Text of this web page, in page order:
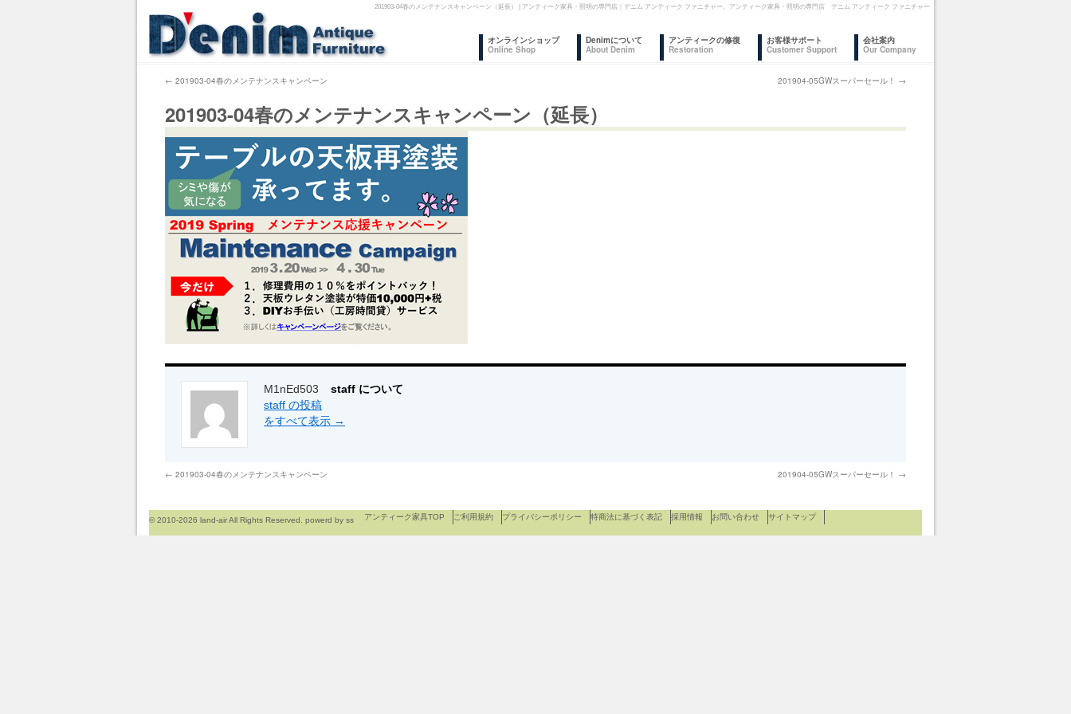
201903-04春のメンテナンスキャンペーン（延長） | アンティーク家具・照明の専門店｜デニム アンティーク ファニチャー。アンティーク家具・照明の専門店 デニム アンティーク ファニチャー
ン
ツ
ス
プ
オンラインショップ
Online Shop
Denimについて
About Denim
アンティークの修復
Restoration
お客様サポート
Customer Support
会社案内
Our Company
← 201903-04春のメンテナンスキャンペーン 201904-05GWスーパーセール！ →
201903-04春のメンテナンスキャンペーン（延長）
staff について
M1nEd503
staff の投稿
をすべて表示 →
← 201903-04春のメンテナンスキャンペーン 201904-05GWスーパーセール！ →
© 2010-2026 land-airAll Rights Reserved. powerd by ss アンティーク家具TOP ご利用規約 プライバシーポリシー 特商法に基づく表記 採用情報 お問い合わせ サイトマップ